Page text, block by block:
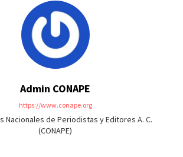
Admin CONAPE
https://www.conape.org
Nacionales de Periodistas y Editores A. C.
(CONAPE)